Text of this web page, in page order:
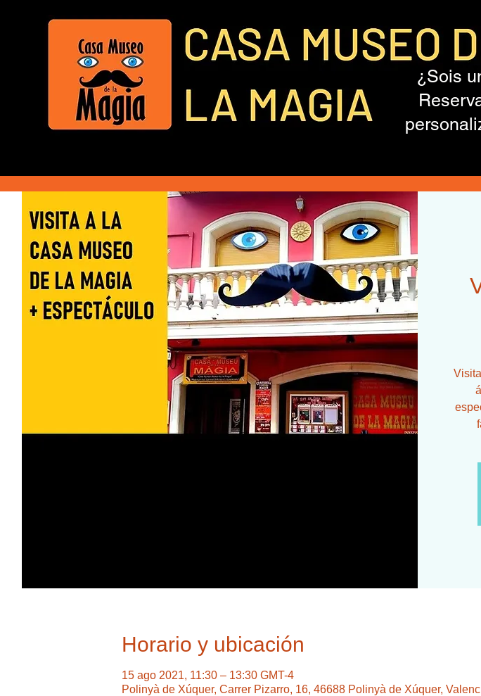
¿Sois
Horario y ubicación
15 ago 2021, 11:30 – 13:30 GMT-4
Polinyà de Xúquer, Carrer Pizarro, 16, 46688 Polinyà de Xúquer,